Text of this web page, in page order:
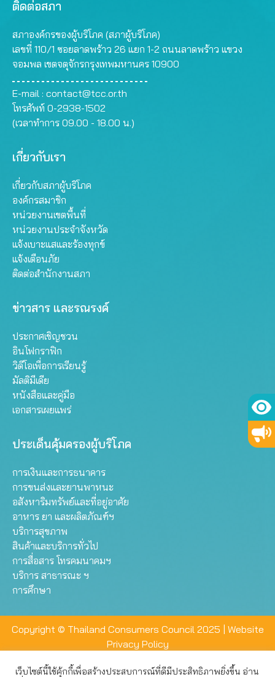
ติดต่อสภา
สภาองค์กรของผู้บริโภค (สภาผู้บริโภค)
เลขที่ 110/1 ซอยลาดพร้าว 26 แยก 1-2 ถนนลาดพร้าว แขวง
จอมพล เขตจตุจักรกรุงเทพมหานคร 10900
E-mail : contact@tcc.or.th
โทรศัพท์ 0-2938-1502
(เวลาทำการ 09.00 - 18.00 น.)
เกี่ยวกับเรา
เกี่ยวกับสภาผู้บริโภค
องค์กรสมาชิก
หน่วยงานเขตพื้นที่
หน่วยงานประจำจังหวัด
แจ้งเบาะแสและร้องทุกข์
แจ้งเตือนภัย
ติดต่อสำนักงานสภา
ข่าวสาร และรณรงค์
ประกาศเชิญชวน
อินโฟกราฟิก
วิดีโอเพื่อการเรียนรู้
มัลติมีเดีย
หนังสือและคู่มือ
เอกสารเผยแพร่
ประเด็นคุ้มครองผู้บริโภค
การเงินและการธนาคาร
การขนส่งและยานพาหนะ
อสังหาริมทรัพย์และที่อยู่อาศัย
อาหาร ยา และผลิตภัณฑ์ฯ
บริการสุขภาพ
สินค้าและบริการทั่วไป
การสื่อสาร โทรคมนาคมฯ
บริการ สาธารณะ ฯ
การศึกษา
Copyright © Thailand Consumers Council 2025 | Website
Privacy Policy
เว็บไซต์นี้ใช้คุ้กกี้เพื่อสร้างประสบการณ์ที่ดีมีประสิทธิภาพยิ่งขึ้น อ่าน